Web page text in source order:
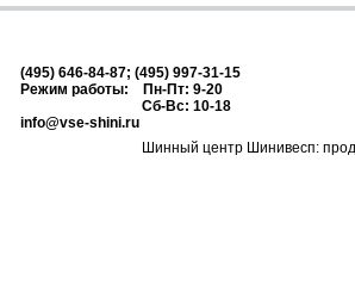
(495) 646-84-87; (495) 997-31-15
Режим работы: Пн-Пт: 9-20
Сб-Вс: 10-18
info@vse-shini.ru
Шинный центр Шинивесп: